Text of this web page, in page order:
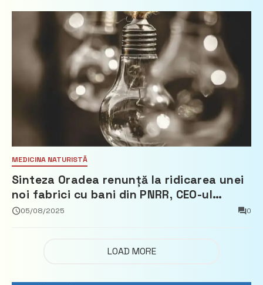
MEDICINA NATURISTĂ
Sinteza Oradea renunță la ridicarea unei
noi fabrici cu bani din PNRR, CEO-ul
demisionează – Profit.ro
05/08/2025 0
LOAD MORE